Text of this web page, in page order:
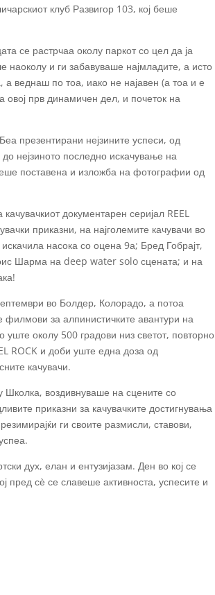
клуб Развигор 103, кој беше
се растрчаа околу паркот со цел да ја
и ги забавуваше најмладите, а исто
а веднаш по тоа, иако не најавен (а тоа и е
овој прв динамичен дел, и почеток на
презентирани нејзините успеси, од
нејзиното последно искачување на
поставена и изложба на фотографии од
документарен серијал REEL
приказни, на најголемите качувачи во
насока со оцена 9а; Бред Гобрајт,
Шарма на deep water solo сцената; и на
во Болдер, Колорадо, а потоа
филмови за алпинистичките авантури на
уште околу 500 градови низ светот, повторно
ROCK и доби уште една доза од
качувачи.
воздивнуваше на сцените со
приказни за качувачките достигнувања
ги своите размисли, ставови,
дух, елан и ентузијазам. Ден во кој се
пред сѐ се славеше активноста, успесите и